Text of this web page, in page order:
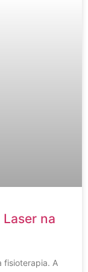
na
fisioterapia. A